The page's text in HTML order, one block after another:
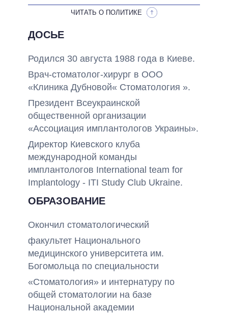
ЧИТАТЬ О ПОЛИТИКЕ
ДОСЬЕ
Родился 30 августа 1988 года в Киеве.
Врач-стоматолог-хирург в ООО
«Клиника Дубновой« Стоматология ».
Президент Всеукраинской
общественной организации
«Ассоциация имплантологов Украины».
Директор Киевского клуба
международной команды
имплантологов International team for
Implantology - ITI Study Club Ukraine.
ОБРАЗОВАНИЕ
Окончил стоматологический
факультет Национального
медицинского университета им.
Богомольца по специальности
«Cтоматология» и интернатуру по
общей стоматологии на базе
Национальной академии